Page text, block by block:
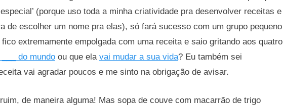
(porque uso toda a minha criatividade pra desenvolver receitas e
de escolher um nome pra elas), só fará sucesso com um grupo pequeno
extremamente empolgada com uma receita e saio gritando aos quatro
do mundo ou que ela vai mudar a sua vida? Eu também sei
vai agradar poucos e me sinto na obrigação de avisar.
de maneira alguma! Mas sopa de couve com macarrão de trigo